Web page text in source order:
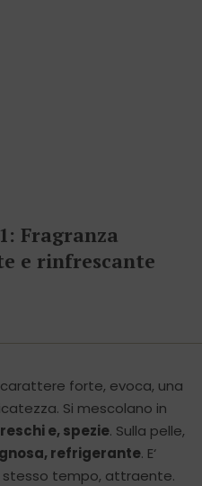
Fragranza
e rinfrescante
forte, evoca, una
Si mescolano in
e, spezie. Sulla pelle,
refrigerante. E‘
stesso tempo, attraente.